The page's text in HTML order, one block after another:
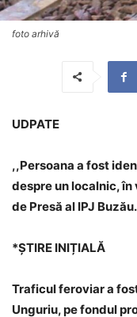
foto arhivă
UDPATE
,,Persoana a fost
despre un localnic, în
de Presă al IPJ Buzău.
*ȘTIRE INIȚIALĂ
Traficul feroviar a
Unguriu, pe fondul